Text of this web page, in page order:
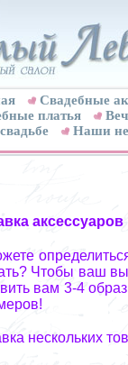
Свадебные
платья
Наши
Чтобы ваш
вам 3-4
нескольких